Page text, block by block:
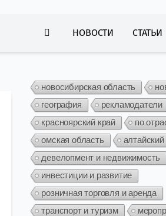
НОВОСТИ СТАТЬИ
новосибирская область
география
рекламодатели
красноярский край
по
омская область
алтайский
девелопмент и недвижимость
инвестиции и развитие
розничная торговля и аренда
транспорт и туризм